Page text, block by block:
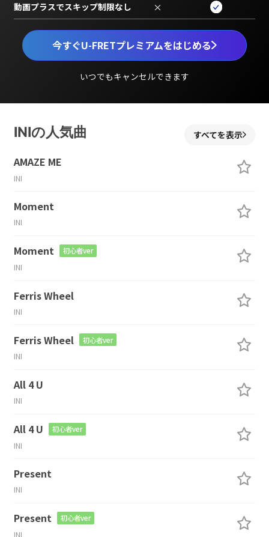
今すぐU-FRETプレミアムをはじめる
いつでもキャンセルできます
動画プラスでスキップ制限なし ×
INIの人気曲 すべてを表示
AMAZE ME
INI
Moment
INI
Moment 初心者ver
INI
Ferris Wheel
INI
Ferris Wheel 初心者ver
INI
All 4 U
INI
All 4 U 初心者ver
INI
Present
INI
Present 初心者ver
INI